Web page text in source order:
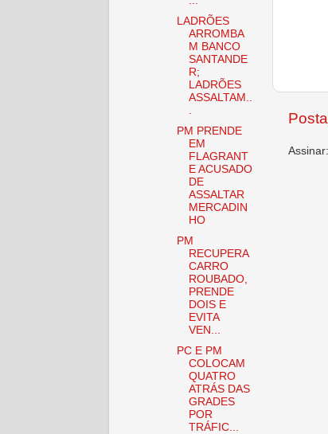
Assinar:
LADRÕES
ARROMBA
M BANCO
SANTANDE
R;
LADRÕES
ASSALTAM..
PM PRENDE
EM
FLAGRANT
E ACUSADO
DE
ASSALTAR
MERCADIN
HO
PM
RECUPERA
CARRO
ROUBADO,
PRENDE
DOIS E
EVITA
VEN...
PC E PM
COLOCAM
QUATRO
ATRÁS DAS
GRADES
POR
TRÁFIC...